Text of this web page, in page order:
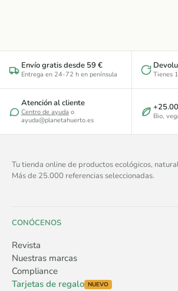
Envío gratis desde 59 €
Entrega en 24-72 h en península Tienes
Atención al cliente
Centro de ayuda o
ayuda@planetahuerto.es
Bio,
Tu tienda online de productos ecológicos,
Más de 25.000 referencias seleccionadas.
CONÓCENOS
Revista
Nuestras marcas
Compliance
Tarjetas de regalo NUEVO